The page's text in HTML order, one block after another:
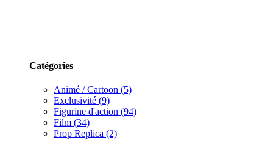
Catégories
Animé / Cartoon (5)
Exclusivité (9)
Figurine d'action (94)
Film (34)
Prop Replica (2)